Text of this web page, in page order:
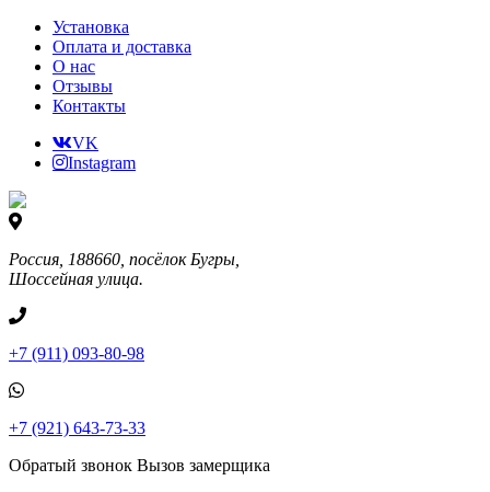
Установка
Оплата и доставка
О нас
Отзывы
Контакты
VK
Instagram
Россия, 188660, посёлок Бугры,
Шоссейная улица.
+7 (911) 093-80-98
+7 (921) 643-73-33
Обратый звонок Вызов замерщика